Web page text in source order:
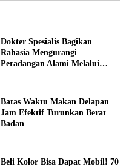
Dokter Spesialis Bagikan
Rahasia Mengurangi
Peradangan Alami Melalui
Batas Waktu Makan Delapan
Jam Efektif Turunkan Berat
Badan
Beli Kolor Bisa Dapat Mobil! 70